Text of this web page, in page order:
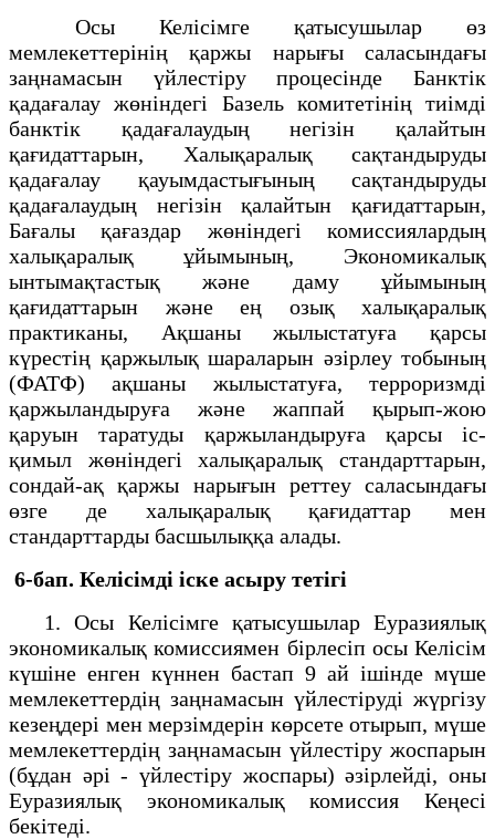
Осы Келісімге қатысушылар өз
мемлекеттерінің қаржы нарығы саласындағы
заңнамасын үйлестіру процесінде Банктік
қадағалау жөніндегі Базель комитетінің тиімді
банктік қадағалаудың негізін қалайтын
қағидаттарын, Халықаралық сақтандыруды
қадағалау қауымдастығының сақтандыруды
қадағалаудың негізін қалайтын қағидаттарын,
Бағалы қағаздар жөніндегі комиссиялардың
халықаралық ұйымының, Экономикалық
ынтымақтастық және даму ұйымының
қағидаттарын және ең озық халықаралық
практиканы, Ақшаны жылыстатуға қарсы
күрестің қаржылық шараларын әзірлеу тобының
(ФАТФ) ақшаны жылыстатуға, терроризмді
қаржыландыруға және жаппай қырып-жою
қаруын таратуды қаржыландыруға қарсы іс-
қимыл жөніндегі халықаралық стандарттарын,
сондай-ақ қаржы нарығын реттеу саласындағы
өзге де халықаралық қағидаттар мен
стандарттарды басшылыққа алады.
6-бап. Келісімді іске асыру тетігі
1. Осы Келісімге қатысушылар Еуразиялық
экономикалық комиссиямен бірлесіп осы Келісім
күшіне енген күннен бастап 9 ай ішінде мүше
мемлекеттердің заңнамасын үйлестіруді жүргізу
кезеңдері мен мерзімдерін көрсете отырып, мүше
мемлекеттердің заңнамасын үйлестіру жоспарын
(бұдан әрі - үйлестіру жоспары) әзірлейді, оны
Еуразиялық экономикалық комиссия Кеңесі
бекітеді.